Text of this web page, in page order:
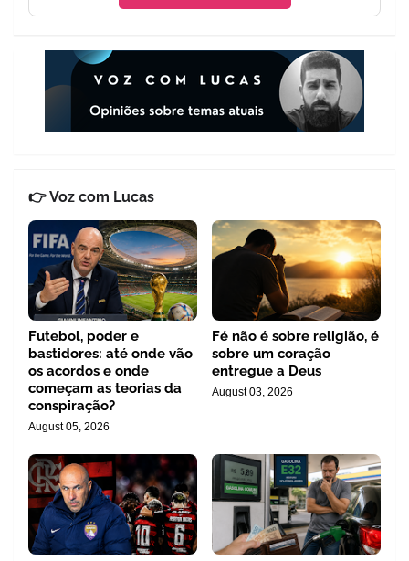
👉 Voz com Lucas
Futebol, poder e
bastidores: até onde vão
os acordos e onde
começam as teorias da
conspiração?
August 05, 2026
Fé não é sobre religião, é
sobre um coração
entregue a Deus
August 03, 2026